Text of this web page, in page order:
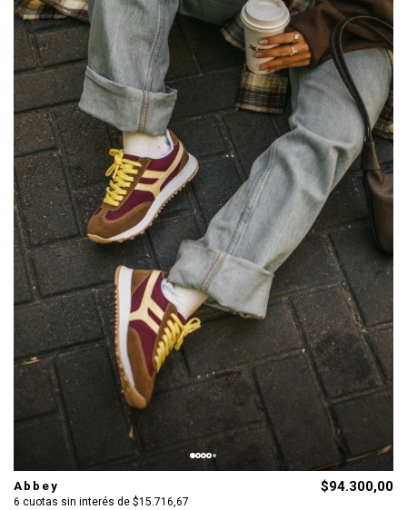
Abbey
6 cuotas sin interés de $15.716,67
$94.300,00